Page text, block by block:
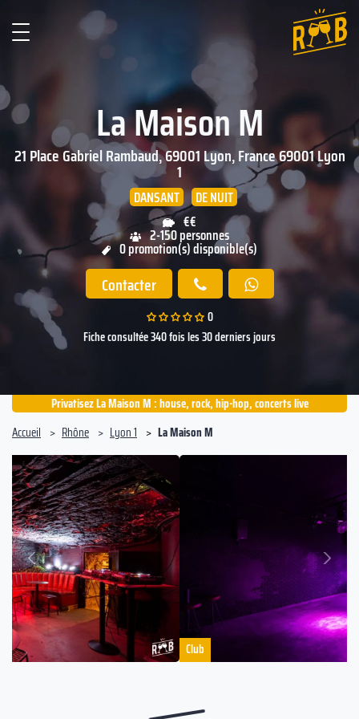
La Maison M
21 Place Gabriel Rambaud, 69001 Lyon, France69001Lyon
1
DANSANT
DE NUIT
€€
2-150 personnes
0 promotion(s) disponible(s)
Contacter
0
Fiche consultée 340 fois les 30 derniers jours
Privatisez La Maison M : house, rock, hip-hop, concerts live
Accueil
Rhône Lyon 1 La Maison M
Club
Précédent
Suivant